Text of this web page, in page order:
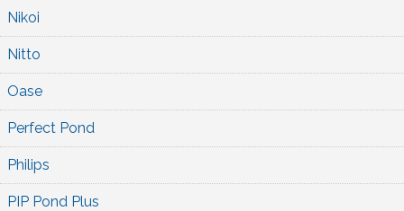
Nikoi
Nitto
Oase
Perfect Pond
Philips
PIP Pond Plus